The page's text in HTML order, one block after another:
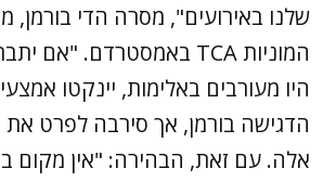
שלנו באירועים", מסרה הדי
היו מעורבים באלימות, יינקטו
הדגישה בורמן, אך סירבה לפרט
אלה. עם זאת, הבהירה: "אין מקום